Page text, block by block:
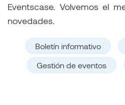
Eventscase. Volvemos el
novedades.
Boletín informativo
Gestión de eventos